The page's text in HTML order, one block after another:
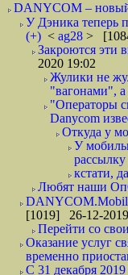
DANYCOM – новый
У Дэника теперь
(+) < ag28 >
Закроются эти
2020 19:02
Жулики не
"вагонами",
"Операторы
Danycom
Откуда у
У
кстати,
Любят наши
[1019] 26-12-
Перейти со
Оказание услуг
временно
С 31 декабря